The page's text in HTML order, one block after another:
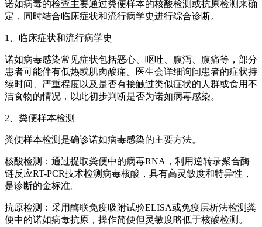
诺如病毒的检查主要通过粪便样本的核酸检测或抗原检测来确
定，同时结合临床症状和流行病学史进行综合诊断。
1、临床症状和流行病学史
诺如病毒感染常见症状包括恶心、呕吐、腹泻、腹痛等，部分
患者可能伴有低热或肌肉酸痛。医生会详细询问患者的症状持
续时间、严重程度以及是否有接触过类似症状的人群或食用不
洁食物的情况，以此初步判断是否为诺如病毒感染。
2、粪便样本检测
粪便样本检测是确诊诺如病毒感染的主要方法。
核酸检测：通过提取粪便中的病毒RNA，利用逆转录聚合酶
链反应RT-PCR技术检测病毒核酸，具有高灵敏度和特异性，
是诊断的金标准。
抗原检测：采用酶联免疫吸附试验ELISA或免疫层析法检测粪
便中的诺如病毒抗原，操作简便但灵敏度略低于核酸检测。